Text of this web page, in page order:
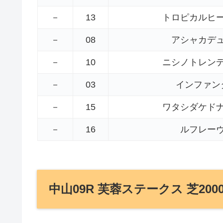
－ 13 トロピカルヒ
－ 08 アシャカデ
－ 10 ニシノトレン
－ 03 インファン
－ 15 ワタシダケド
－ 16 ルフレー
中山09R 芙蓉ステークス 芝